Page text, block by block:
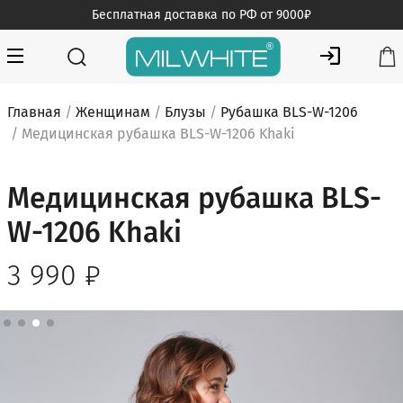
to
content
Бесплатная доставка по РФ от 9000₽
MILWHITE
MILWHITE — интернет магазин медицинской одежды
Главная / Женщинам / Блузы / Рубашка BLS-W-1206
/ Медицинская рубашка BLS-W-1206 Khaki
Медицинская рубашка BLS-
W-1206 Khaki
3 990 ₽